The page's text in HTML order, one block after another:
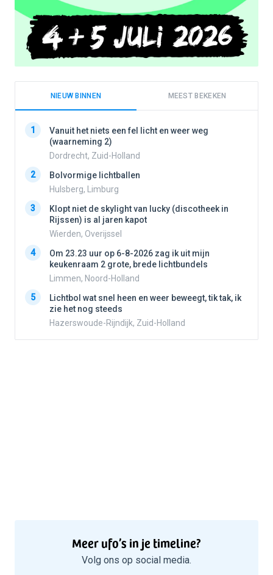
NIEUW BINNEN MEEST BEKEKEN
1
Vanuit het niets een fel licht en weer weg
(waarneming 2)
Dordrecht, Zuid-Holland
2
Bolvormige lichtballen
Hulsberg, Limburg
3
Klopt niet de skylight van lucky (discotheek in
Rijssen) is al jaren kapot
Wierden, Overijssel
4
Om 23.23 uur op 6-8-2026 zag ik uit mijn
keukenraam 2 grote, brede lichtbundels
Limmen, Noord-Holland
5
Lichtbol wat snel heen en weer beweegt, tik tak, ik
zie het nog steeds
Hazerswoude-Rijndijk, Zuid-Holland
Meer ufo’s in je timeline?
Volg ons op social media.